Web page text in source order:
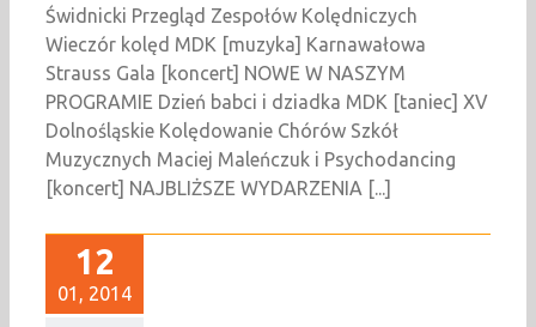
Świdnicki Przegląd Zespołów Kolędniczych
Wieczór kolęd MDK [muzyka] Karnawałowa
Strauss Gala [koncert] NOWE W NASZYM
PROGRAMIE Dzień babci i dziadka MDK [taniec] XV
Dolnośląskie Kolędowanie Chórów Szkół
Muzycznych Maciej Maleńczuk i Psychodancing
[koncert] NAJBLIŻSZE WYDARZENIA [...]
12
01, 2014